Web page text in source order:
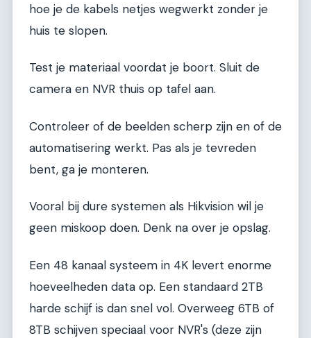
hoe je de kabels netjes wegwerkt zonder je
huis te slopen.
Test je materiaal voordat je boort. Sluit de
camera en NVR thuis op tafel aan.
Controleer of de beelden scherp zijn en of de
automatisering werkt. Pas als je tevreden
bent, ga je monteren.
Vooral bij dure systemen als Hikvision wil je
geen miskoop doen. Denk na over je opslag.
Een 48 kanaal systeem in 4K levert enorme
hoeveelheden data op. Een standaard 2TB
harde schijf is dan snel vol. Overweeg 6TB of
8TB schijven speciaal voor NVR's (deze zijn